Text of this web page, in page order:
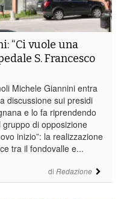
di Redazione
“Ci vuole una
S. Francesco
Michele Giannini entra
discussione sui presidi
e lo fa riprendendo
di opposizione
inizio”: la realizzazione
tra il fondovalle e...